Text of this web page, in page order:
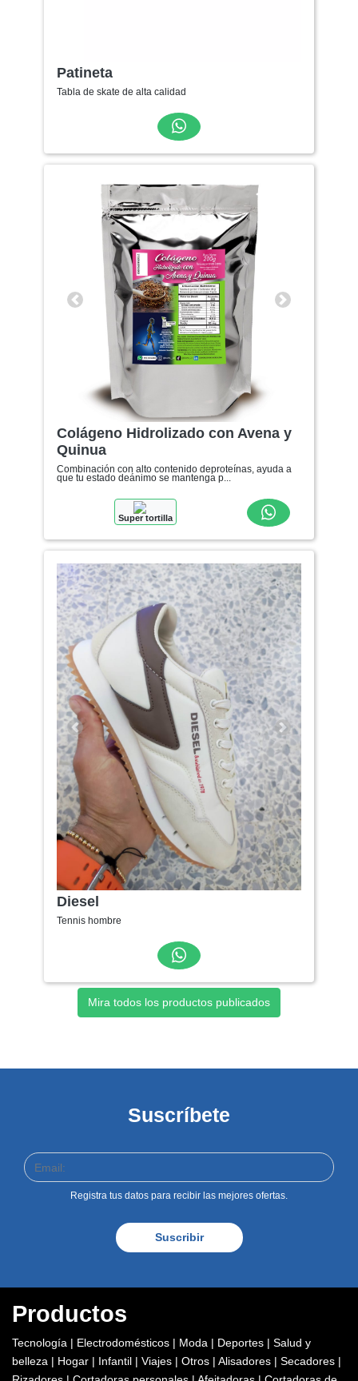
Patineta
Tabla de skate de alta calidad
Anterior Siguiente
Colágeno Hidrolizado con Avena y
Quinua
Combinación con alto contenido deproteínas, ayuda a
que tu estado deánimo se mantenga p...
Super tortilla
Anterior Siguiente
Diesel
Tennis hombre
Mira todos los productos publicados
Suscríbete
Suscribir
Registra tus datos para recibir las mejores ofertas.
Productos
Tecnología | Electrodomésticos | Moda | Deportes | Salud y
belleza | Hogar | Infantil | Viajes | Otros | Alisadores | Secadores |